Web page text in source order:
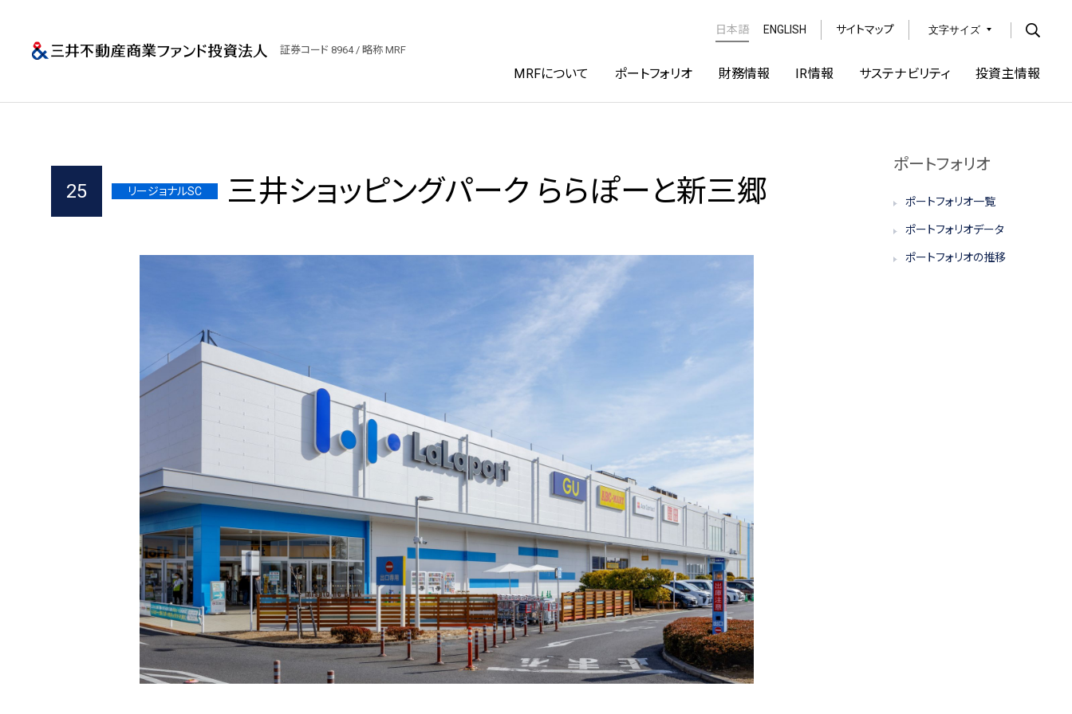
証券コード 8964 / 略称 MRF
日本語 ENGLISH サイトマップ 文字サイズ
MRFについて ポートフォリオ 財務情報 IR情報 サステナビリティ 投資主情報
25 リージョナルSC 三井ショッピングパーク ららぽーと新三郷
ポートフォリオ
ポートフォリオ一覧
ポートフォリオデータ
ポートフォリオの推移